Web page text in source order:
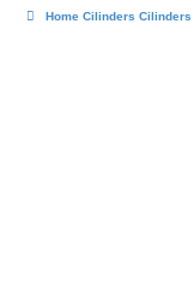
Home Cilinders Cilinders